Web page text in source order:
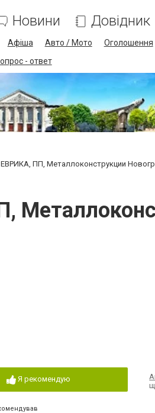
Новини Довідник
Афіша Авто / Мото Оголошення
- ответ
ЕВРИКА, ПП, Металлоконструкции
Я рекомендую